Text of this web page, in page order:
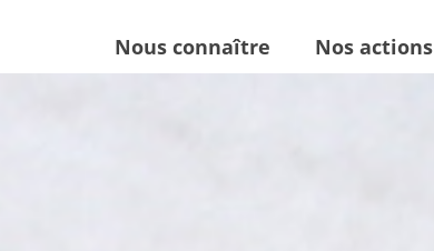
Nous connaître Nos actions